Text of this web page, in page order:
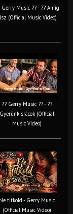
Gerry Music ?? - ?? Amíg
(Official Music Video)
?? Gerry Music ?? - ??
Gyerünk srácok (Official
Music Video)
Ne titkold - Gerry Music
(Official Music Video)